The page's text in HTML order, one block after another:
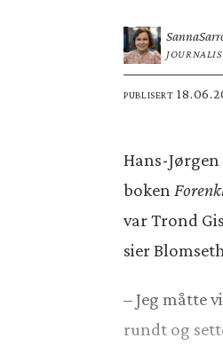
Sanna
PUBLISERT
Hans-
boken
var Trond
sier
– Jeg måtte
rundt og